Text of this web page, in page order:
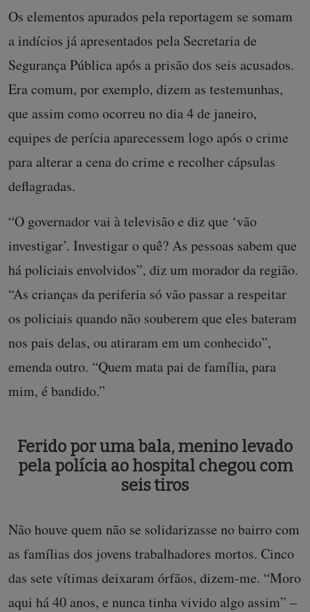
Os elementos apurados pela reportagem se somam
a indícios já apresentados pela Secretaria de
Segurança Pública após a prisão dos seis acusados.
Era comum, por exemplo, dizem as testemunhas,
que assim como ocorreu no dia 4 de janeiro,
equipes de perícia aparecessem logo após o crime
para alterar a cena do crime e recolher cápsulas
deflagradas.
“O governador vai à televisão e diz que ‘vão
investigar’. Investigar o quê? As pessoas sabem que
há policiais envolvidos”, diz um morador da região.
“As crianças da periferia só vão passar a respeitar
os policiais quando não souberem que eles bateram
nos pais delas, ou atiraram em um conhecido”,
emenda outro. “Quem mata pai de família, para
mim, é bandido.”
Ferido por uma bala, menino levado
pela polícia ao hospital chegou com
seis tiros
Não houve quem não se solidarizasse no bairro com
as famílias dos jovens trabalhadores mortos. Cinco
das sete vítimas deixaram órfãos, dizem-me. “Moro
aqui há 40 anos, e nunca tinha vivido algo assim” –